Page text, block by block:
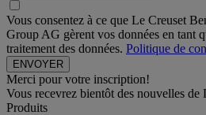
Vous consentez à ce que Le Creuset
Group AG gèrent vos données en tant
traitement des données. Politique de
Merci pour votre inscription!
Vous recevrez bientôt des nouvelles de
Produits